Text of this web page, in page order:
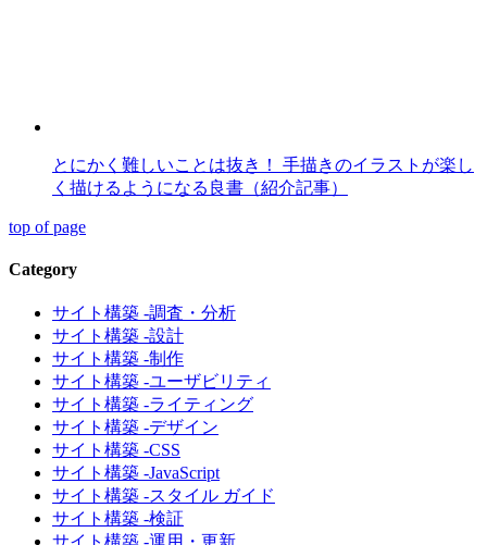
とにかく難しいことは抜き！ 手描きのイラストが楽し
く描けるようになる良書（紹介記事）
top of page
Category
サイト構築 -調査・分析
サイト構築 -設計
サイト構築 -制作
サイト構築 -ユーザビリティ
サイト構築 -ライティング
サイト構築 -デザイン
サイト構築 -CSS
サイト構築 -JavaScript
サイト構築 -スタイル ガイド
サイト構築 -検証
サイト構築 -運用・更新